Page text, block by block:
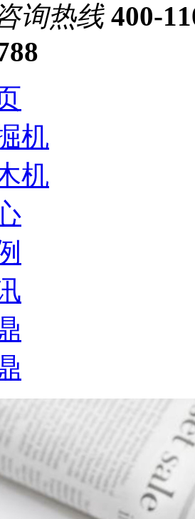
询热线 400-
机
机